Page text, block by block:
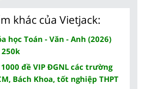
khác của Vietjack:
học Toán - Văn - Anh (2026)
đề VIP ĐGNL các trường
Bách Khoa, tốt nghiệp THPT